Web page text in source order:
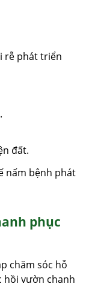
rễ phát triển
đất.
nấm bệnh phát
phục
chăm sóc hỗ
vườn chanh